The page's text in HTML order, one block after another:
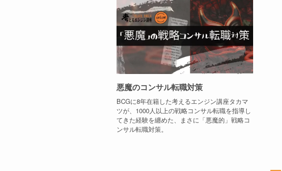
悪魔のコンサル転職対策
BCGに8年在籍した考えるエンジン講座タカマ
ツが、1000人以上の戦略コンサル転職を指導し
てきた経験を纏めた、まさに「悪魔的」戦略コ
ンサル転職対策。